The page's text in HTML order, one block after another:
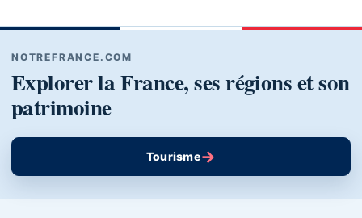
NOTREFRANCE.COM
Explorer la France, ses régions et son
patrimoine
Tourisme→